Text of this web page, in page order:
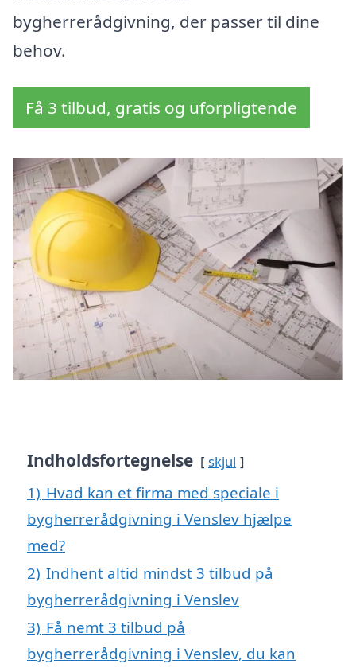
bygherrerådgivning, der passer til dine
behov.
Få 3 tilbud, gratis og uforpligtende
Indholdsfortegnelse skjul
1) Hvad kan et firma med speciale i
bygherrerådgivning i Venslev hjælpe
med?
2) Indhent altid mindst 3 tilbud på
bygherrerådgivning i Venslev
3) Få nemt 3 tilbud på
bygherrerådgivning i Venslev, du kan